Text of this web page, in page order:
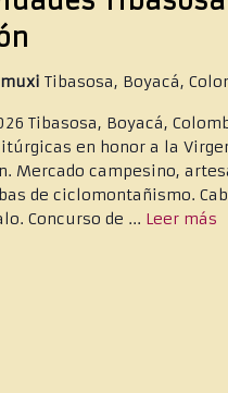
Tibasosa, Boyacá,
Tibasosa, Boyacá,
en honor a la
Mercado campesino,
de ciclomontañismo.
Concurso de ... Leer más